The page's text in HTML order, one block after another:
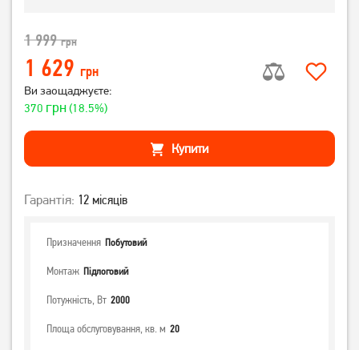
1 999грн
1 629 грн
Ви заощаджуєте:
370 грн(18.5%)
Купити
Гарантія: 12 місяців
Призначення Побутовий
Монтаж Підлоговий
Потужність, Вт 2000
Площа обслуговування, кв. м 20